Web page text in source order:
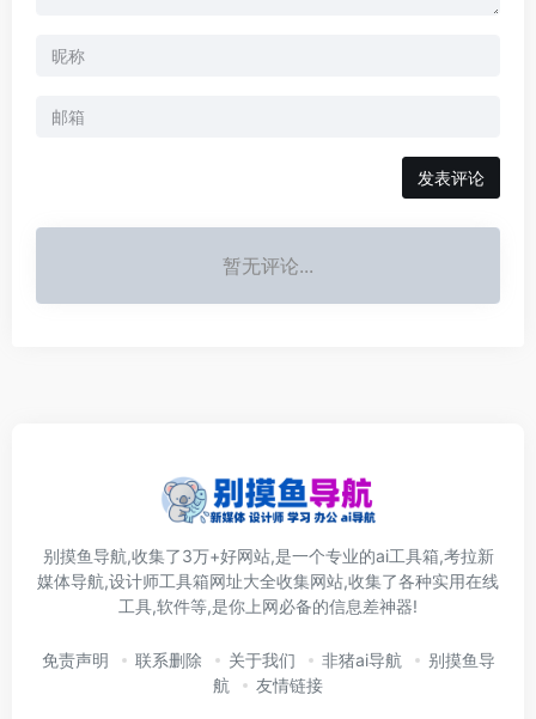
发表评论
暂无评论...
别摸鱼导航,收集了3万+好网站,是一个专业的ai工具箱,考拉新
媒体导航,设计师工具箱网址大全收集网站,收集了各种实用在线
工具,软件等,是你上网必备的信息差神器!
免责声明 联系删除 关于我们 非猪ai导航
别摸鱼导
航
友情链接